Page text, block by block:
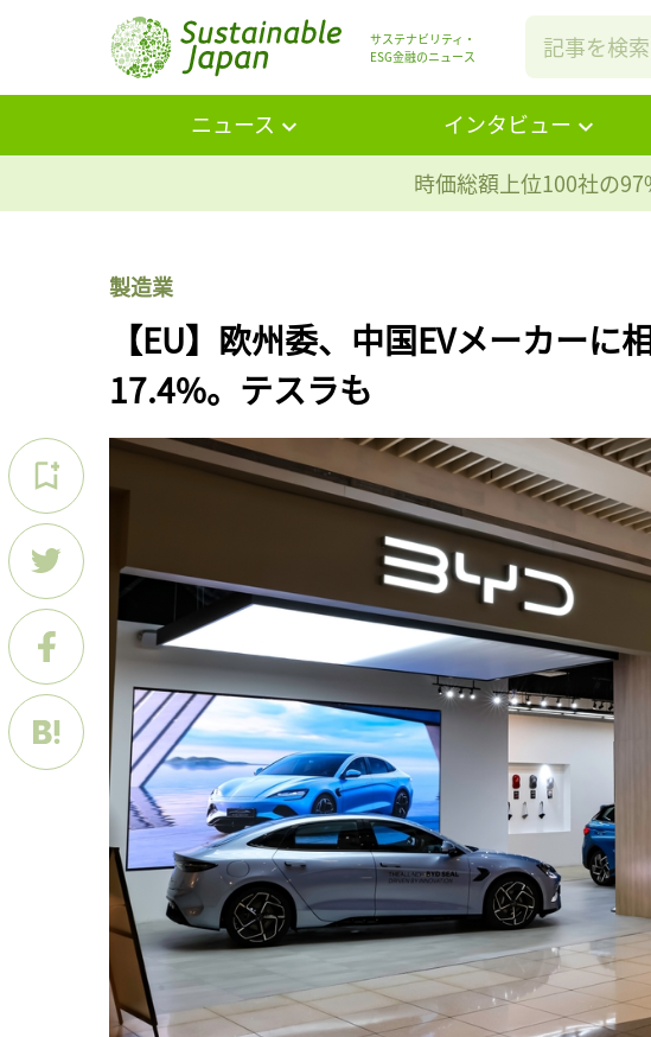
サステナビリティ・
ESG金融のニュース
ニュース インタビュー
時価総額上位100社の
製造業
【EU】欧州委、中国EVメーカーに
17.4%。テスラも